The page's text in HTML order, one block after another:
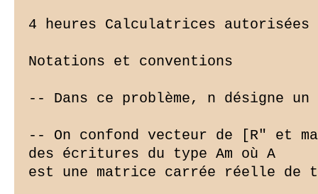
4 heures Calculatrices autorisées
Notations et conventions
-- Dans ce problème, n désigne
-- On confond vecteur de [R" et
des écritures du type Am où A
est une matrice carrée réelle de